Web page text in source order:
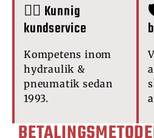
🙋‍♂️ Kunnig
kundservice
Kompetens inom
hydraulik &
pneumatik sedan
1993.